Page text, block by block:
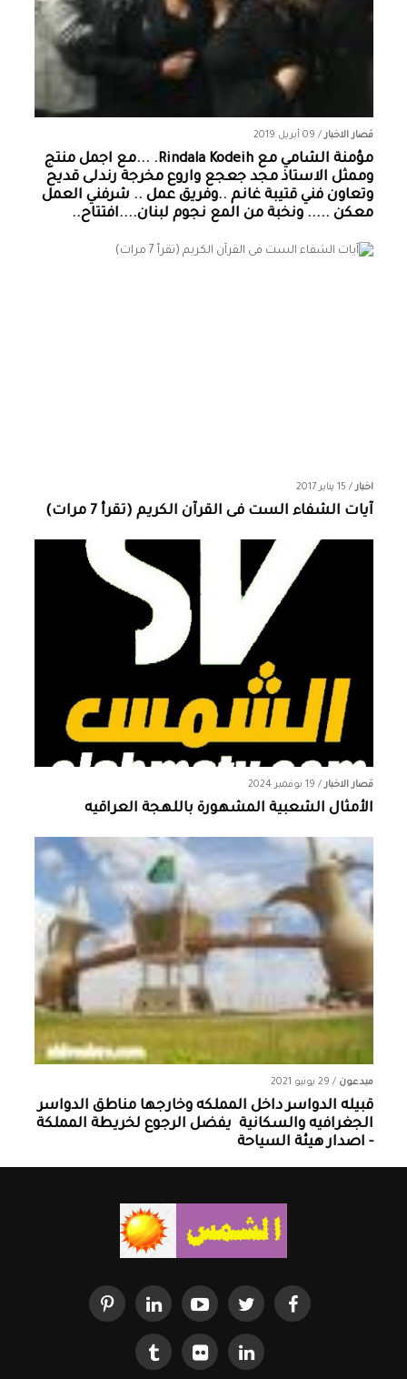
قصار الاخبار/ 09 أبريل 2019
مؤمنة الشامي‏ مع ‏‎Rindala Kodeih‎‏. ...مع اجمل منتج
وممثل الاستاذ مجد جعجع واروع مخرجة رندلى قديح
وتعاون فني قتيبة غانم ..وفريق عمل .. شرفني العمل
معكن ..... ونخبة من المع نجوم لبنان....افتتاح..
اخبار/ 15 يناير 2017
آيات الشفاء الست فى القرآن الكريم (تقرأ 7 مرات)
قصار الاخبار/ 19 نوفمبر 2024
الأمثال الشعبية المشهورة باللهجة العراقيه
مبدعون / 29 يونيو 2021
قبيله الدواسر داخل المملكه وخارجها ‏مناطق الدواسر
الجغرافيه والسكانية ‏ يفضل الرجوع لخريطة المملكة
- اصدار هيئة السياحة